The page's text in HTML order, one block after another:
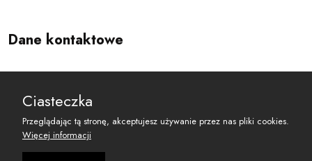
Dane kontaktowe
reset@resetobywatelski.pl
Ciasteczka
Przeglądając tą stronę, akceptujesz używanie przez nas pliki cookies.
Więcej informacji